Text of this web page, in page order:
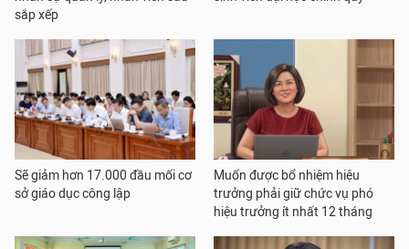
sắp xếp
Sẽ giảm hơn 17.000 đầu mối cơ
sở giáo dục công lập
Muốn được bổ nhiệm hiệu
trưởng phải giữ chức vụ phó
hiệu trưởng ít nhất 12 tháng